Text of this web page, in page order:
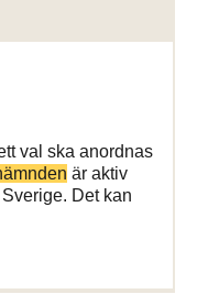
val ska anordnas
är aktiv
Det kan